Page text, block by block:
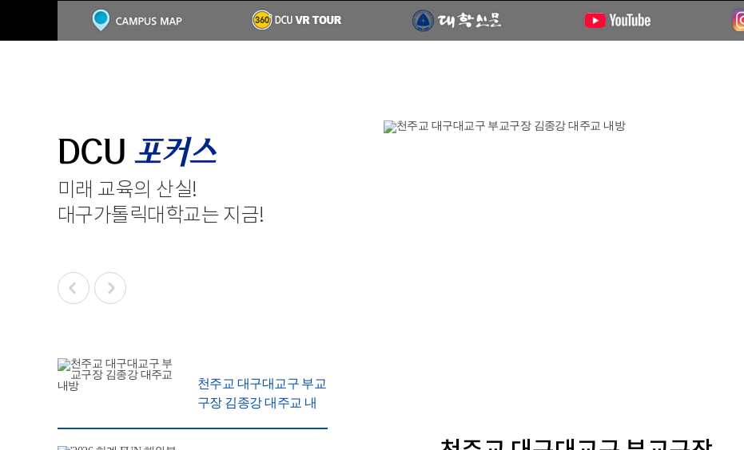
DCU 포커스
미래 교육의 산실!
대구가톨릭대학교는 지금!
천주교 대구대교구 부교
구장 김종강 대주교 내